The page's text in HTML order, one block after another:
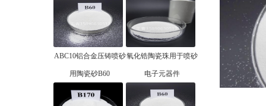
ABC10铝合金压铸喷砂
用陶瓷砂B60
氧化锆陶瓷珠用于喷砂
电子元器件